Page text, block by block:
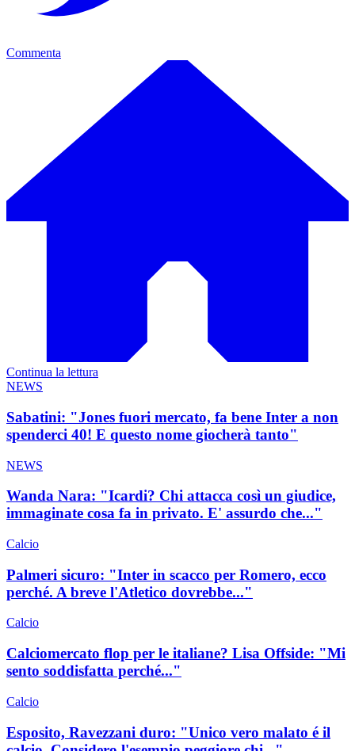
Commenta
Continua la lettura
NEWS
Sabatini: "Jones fuori mercato, fa bene Inter a non
spenderci 40! E questo nome giocherà tanto"
NEWS
Wanda Nara: "Icardi? Chi attacca così un giudice,
immaginate cosa fa in privato. E' assurdo che..."
Calcio
Palmeri sicuro: "Inter in scacco per Romero, ecco
perché. A breve l'Atletico dovrebbe..."
Calcio
Calciomercato flop per le italiane? Lisa Offside: "Mi
sento soddisfatta perché..."
Calcio
Esposito, Ravezzani duro: "Unico vero malato é il